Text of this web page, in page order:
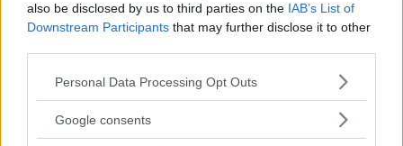
also be disclosed by us to third parties on the IAB’s List of
Downstream Participants that may further disclose it to other
Please note that this website/app uses one or more Google
not limited to your visit or usage behaviour. You may click to
Personal Data Processing Opt Outs
Google consents
ANRIKT VIMMERBYFÖRETAG BYTER
ÄGARE: "DELAR VÅR FILOSOFI"
NÄRINGSLIV 06 juli 2026 12.34